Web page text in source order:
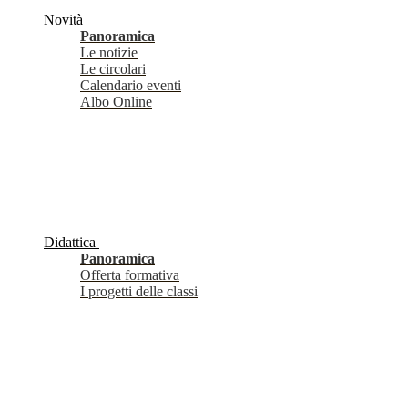
Novità
Panoramica
Le notizie
Le circolari
Calendario eventi
Albo Online
Didattica
Panoramica
Offerta formativa
I progetti delle classi